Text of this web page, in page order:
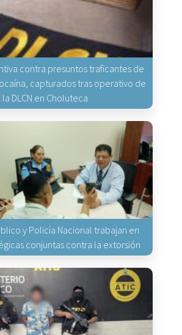
contra presuntos traficantes de
capturados tras operativo de
la DLCN en Choluteca
y Policía Nacional trabajan en
conjuntas contra la extorsión